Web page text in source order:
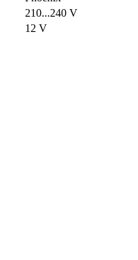
210...240 V
12 V